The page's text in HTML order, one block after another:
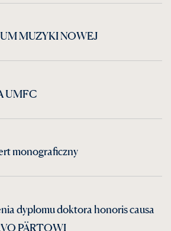
MUZYKI NOWEJ
UMFC
monograficzny
dyplomu doktora honoris causa
PÄRTOWI